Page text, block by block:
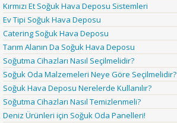
Kırmızı Et Soğuk Hava Deposu Sistemleri
Ev Tipi Soğuk Hava Deposu
Catering Soğuk Hava Deposu
Tarım Alanın Da Soğuk Hava Deposu
Soğutma Cihazları Nasıl Seçilmelidir?
Soğuk Oda Malzemeleri Neye Göre Seçilmelidir?
Soğuk Hava Deposu Nerelerde Kullanılır?
Soğutma Cihazları Nasıl Temizlenmeli?
Deniz Ürünleri için Soğuk Oda Panelleri!